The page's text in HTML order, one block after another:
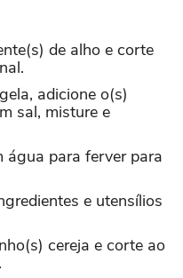
de alho e corte
adicione o(s)
sal, misture e
água para ferver para
e utensílios
cereja e corte ao